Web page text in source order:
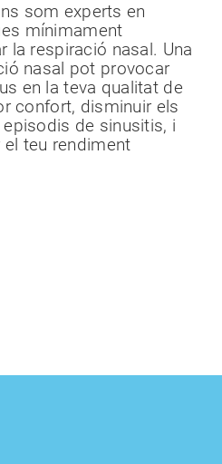
som experts en
mínimament
la respiració nasal. Una
nasal pot provocar
en la teva qualitat de
confort, disminuir els
de sinusitis, i
teu rendiment